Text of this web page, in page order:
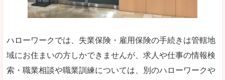
ハローワークでは、失業保険・雇用保険の手続きは管轄地
域にお住まいの方しかできませんが、求人や仕事の情報検
索・職業相談や職業訓練については、別のハローワークや